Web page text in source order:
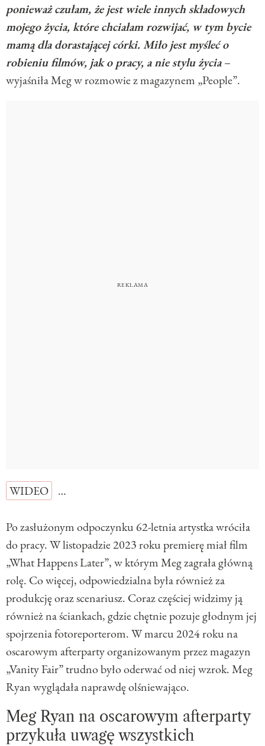
ponieważ czułam, że jest wiele innych składowych
mojego życia, które chciałam rozwijać, w tym bycie
mamą dla dorastającej córki. Miło jest myśleć o
robieniu filmów, jak o pracy, a nie stylu życia–
wyjaśniła Meg w rozmowie z magazynem „People”.
WIDEO …
Po zasłużonym odpoczynku 62-letnia artystka wróciła
do pracy. W listopadzie 2023 roku premierę miał film
„What Happens Later”, w którym Meg zagrała główną
rolę. Co więcej, odpowiedzialna była również za
produkcję oraz scenariusz. Coraz częściej widzimy ją
również na ściankach, gdzie chętnie pozuje głodnym jej
spojrzenia fotoreporterom. W marcu 2024 roku na
oscarowym afterparty organizowanym przez magazyn
„Vanity Fair” trudno było oderwać od niej wzrok. Meg
Ryan wyglądała naprawdę olśniewająco.
Meg Ryan na oscarowym afterparty
przykuła uwagę wszystkich